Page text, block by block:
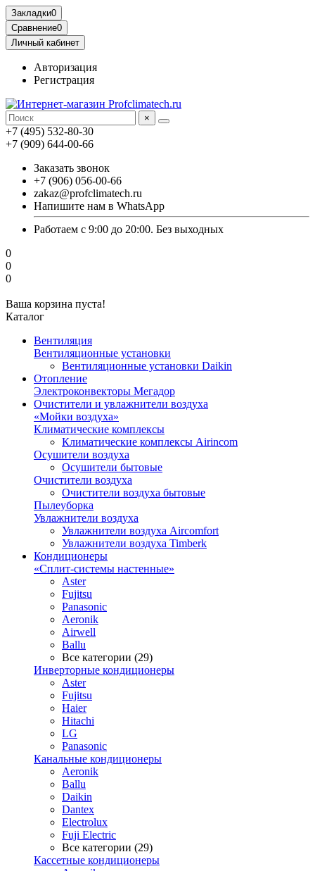
Закладки0
Сравнение0
Личный кабинет
Авторизация
Регистрация
×
+7 (495) 532-80-30
+7 (909) 644-00-66
Заказать звонок
+7 (906) 056-00-66
zakaz@profclimatech.ru
Напишите нам в WhatsApp
Работаем с 9:00 до 20:00. Без выходных
0
0
0
Ваша корзина пуста!
Каталог
Вентиляция
Вентиляционные установки
Вентиляционные установки Daikin
Отопление
Электроконвекторы Мегадор
Очистители и увлажнители воздуха
«Мойки воздуха»
Климатические комплексы
Климатические комплексы Airincom
Осушители воздуха
Осушители бытовые
Очистители воздуха
Очистители воздуха бытовые
Пылеуборка
Увлажнители воздуха
Увлажнители воздуха Aircomfort
Увлажнители воздуха Timberk
Кондиционеры
«Сплит-системы настенные»
Aster
Fujitsu
Panasonic
Aeronik
Airwell
Ballu
Все категории (29)
Инверторные кондиционеры
Aster
Fujitsu
Haier
Hitachi
LG
Panasonic
Канальные кондиционеры
Aeronik
Ballu
Daikin
Dantex
Electrolux
Fuji Electric
Все категории (29)
Кассетные кондиционеры